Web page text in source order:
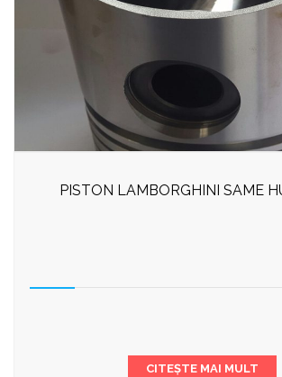
PISTON LAMBORGHINI SAME
CITEȘTE MAI MULT